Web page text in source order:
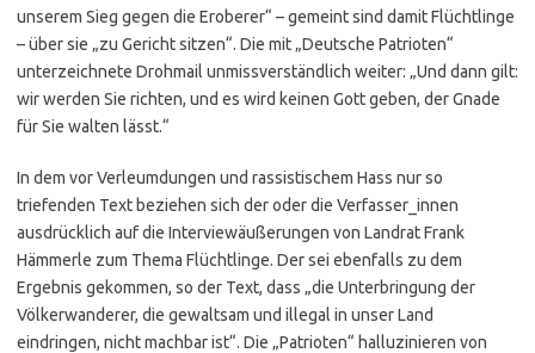
unserem Sieg gegen die Eroberer“ – gemeint sind damit Flüchtlinge
– über sie „zu Gericht sitzen“. Die mit „Deutsche Patrioten“
unterzeichnete Drohmail unmissverständlich weiter: „Und dann gilt:
wir werden Sie richten, und es wird keinen Gott geben, der Gnade
für Sie walten lässt.“
In dem vor Verleumdungen und rassistischem Hass nur so
triefenden Text beziehen sich der oder die Verfasser_innen
ausdrücklich auf die Interviewäußerungen von Landrat Frank
Hämmerle zum Thema Flüchtlinge. Der sei ebenfalls zu dem
Ergebnis gekommen, so der Text, dass „die Unterbringung der
Völkerwanderer, die gewaltsam und illegal in unser Land
eindringen, nicht machbar ist“. Die „Patrioten“ halluzinieren von